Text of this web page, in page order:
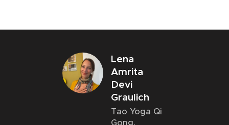
Lena
Amrita
Devi
Graulich
Tao Yoga Qi
Gong,